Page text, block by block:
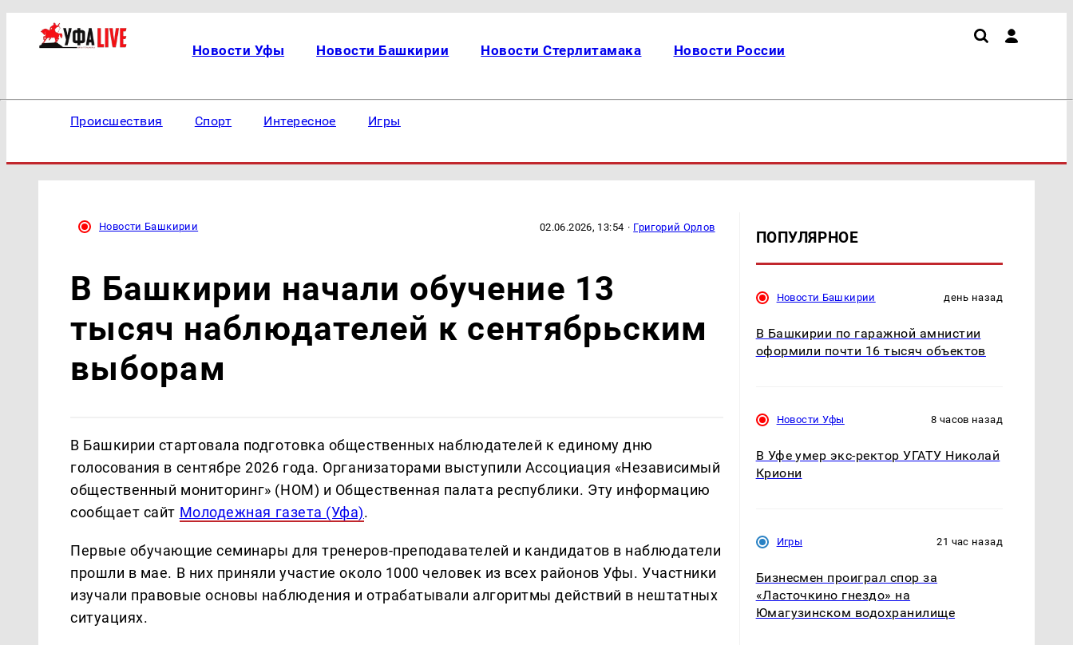
Новости Уфы Новости Башкирии Новости Стерлитамака Новости России
Происшествия Спорт Интересное Игры
Новости Башкирии 02.06.2026, 13:54 · Григорий Орлов
В Башкирии начали обучение 13
тысяч наблюдателей к сентябрьским
выборам
В Башкирии стартовала подготовка общественных наблюдателей к единому дню
голосования в сентябре 2026 года. Организаторами выступили Ассоциация «Независимый
общественный мониторинг» (НОМ) и Общественная палата республики. Эту информацию
сообщает сайт Молодежная газета (Уфа).
Первые обучающие семинары для тренеров-преподавателей и кандидатов в наблюдатели
прошли в мае. В них приняли участие около 1000 человек из всех районов Уфы. Участники
изучали правовые основы наблюдения и отрабатывали алгоритмы действий в нештатных
ситуациях.
ПОПУЛЯРНОЕ
Новости Башкирии день назад
В Башкирии по гаражной амнистии
оформили почти 16 тысяч объектов
Новости Уфы 8 часов назад
В Уфе умер экс-ректор УГАТУ Николай
Криони
Игры 21 час назад
Бизнесмен проиграл спор за
«Ласточкино гнездо» на
Юмагузинском водохранилище